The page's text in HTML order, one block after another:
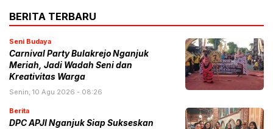
BERITA TERBARU
Seni Budaya
Carnival Party Bulakrejo Nganjuk
Meriah, Jadi Wadah Seni dan
Kreativitas Warga
Senin, 10 Agu 2026 - 08:26
Berita
DPC APJI Nganjuk Siap Sukseskan